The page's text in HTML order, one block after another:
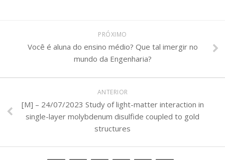
PRÓXIMO
Você é aluna do ensino médio? Que tal imergir no
mundo da Engenharia?
ANTERIOR
[M] – 24/07/2023 Study of light-matter interaction in
single-layer molybdenum disulfide coupled to gold
structures